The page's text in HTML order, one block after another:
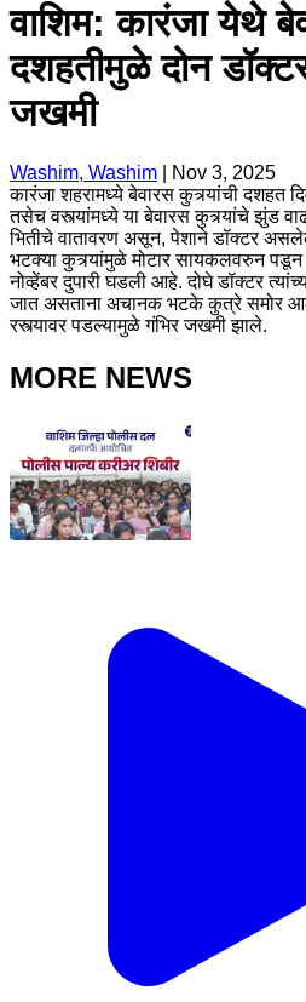
वाशिम: कारंजा येथे
दशहतीमुळे दोन
जखमी
Washim, Washim
Nov 3, 2025
कारंजा शहरामध्ये बेवारस कुत्र्यांची दशहत
तसेच वस्त्यांमध्ये या बेवारस कुत्र्यांचे झुंड
भितीचे वातावरण असून, पेशाने डॉक्टर
भटक्या कुत्र्यांमुळे मोटार सायकलवरुन पडून
नोव्हेंबर दुपारी घडली आहे. दोघे डॉक्टर
जात असताना अचानक भटके कुत्रे समोर
रस्त्यावर पडल्यामुळे गंभिर जखमी झाले.
MORE NEWS